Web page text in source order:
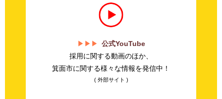
公式YouTube
採用に関する動画のほか、
箕面市に関する様々な情報を発信中！
( 外部サイト )